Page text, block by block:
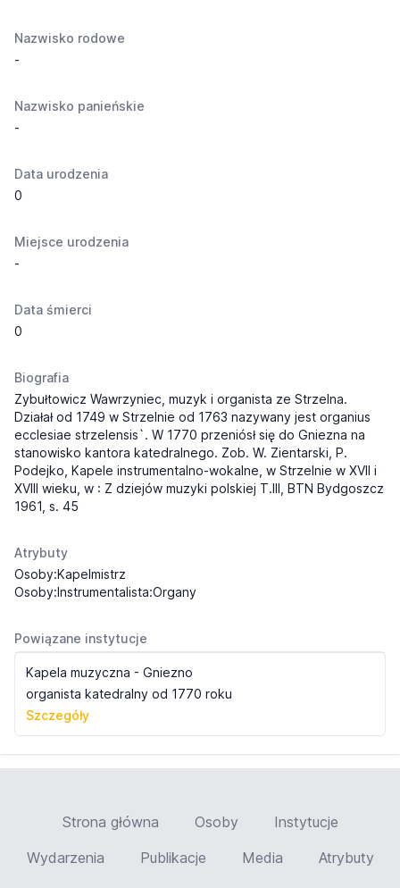
Nazwisko rodowe
-
Nazwisko panieńskie
-
Data urodzenia
0
Miejsce urodzenia
-
Data śmierci
0
Biografia
Zybułtowicz Wawrzyniec, muzyk i organista ze Strzelna.
Działał od 1749 w Strzelnie od 1763 nazywany jest organius
ecclesiae strzelensis`. W 1770 przeniósł się do Gniezna na
stanowisko kantora katedralnego. Zob. W. Zientarski, P.
Podejko, Kapele instrumentalno-wokalne, w Strzelnie w XVII i
XVIII wieku, w : Z dziejów muzyki polskiej T.III, BTN Bydgoszcz
1961, s. 45
Atrybuty
Osoby:Kapelmistrz
Osoby:Instrumentalista:Organy
Powiązane instytucje
Kapela muzyczna - Gniezno
organista katedralny od 1770 roku
Szczegóły
Strona główna Osoby
Instytucje
Wydarzenia
Publikacje Media Atrybuty